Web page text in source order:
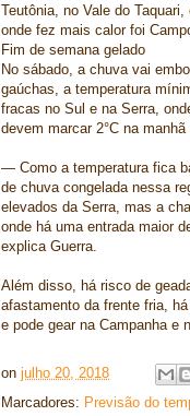
Teutônia, no Vale do
onde fez mais calor foi
Fim de semana gelado
No sábado, a chuva vai
gaúchas, a temperatura
fracas no Sul e na Serra,
devem marcar 2°C na
— Como a temperatura fica
de chuva congelada nessa
elevados da Serra, mas a
onde há uma entrada maior
explica Guerra.
Além disso, há risco de
afastamento da frente fria,
e pode gear na Campanha e
on julho 20, 2018
Marcadores: Previsão do